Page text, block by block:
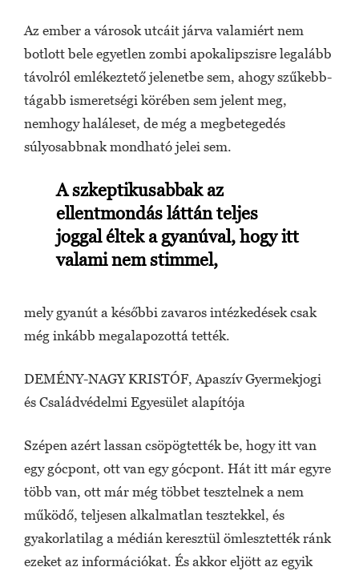
Az ember a városok utcáit járva valamiért nem
botlott bele egyetlen zombi apokalipszisre legalább
távolról emlékeztető jelenetbe sem, ahogy szűkebb-
tágabb ismeretségi körében sem jelent meg,
nemhogy haláleset, de még a megbetegedés
súlyosabbnak mondható jelei sem.
A szkeptikusabbak az
ellentmondás láttán teljes
joggal éltek a gyanúval, hogy itt
valami nem stimmel,
mely gyanút a későbbi zavaros intézkedések csak
még inkább megalapozottá tették.
DEMÉNY-NAGY KRISTÓF, Apaszív Gyermekjogi
és Családvédelmi Egyesület alapítója
Szépen azért lassan csöpögtették be, hogy itt van
egy gócpont, ott van egy gócpont. Hát itt már egyre
több van, ott már még többet tesztelnek a nem
működő, teljesen alkalmatlan tesztekkel, és
gyakorlatilag a médián keresztül ömlesztették ránk
ezeket az információkat. És akkor eljött az egyik